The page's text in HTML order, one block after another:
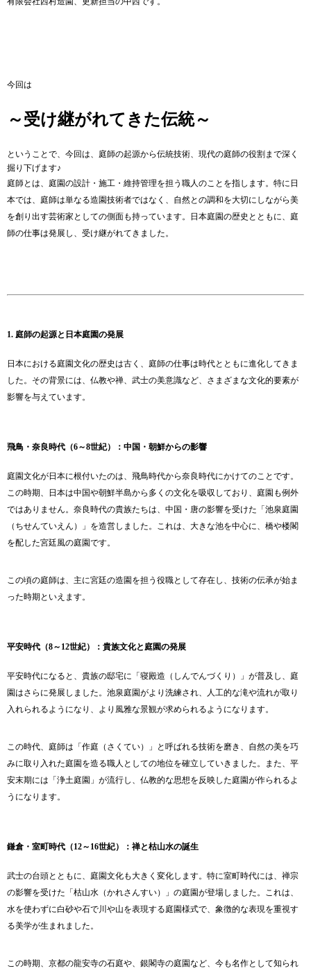
今回は
～受け継がれてきた伝統～
ということで、今回は、庭師の起源から伝統技術、現代の庭師の役割まで深く
掘り下げます♪
庭師とは、庭園の設計・施工・維持管理を担う職人のことを指します。特に日
本では、庭師は単なる造園技術者ではなく、自然との調和を大切にしながら美
を創り出す芸術家としての側面も持っています。日本庭園の歴史とともに、庭
師の仕事は発展し、受け継がれてきました。
1. 庭師の起源と日本庭園の発展
日本における庭園文化の歴史は古く、庭師の仕事は時代とともに進化してきま
した。その背景には、仏教や禅、武士の美意識など、さまざまな文化的要素が
影響を与えています。
飛鳥・奈良時代（6～8世紀）：中国・朝鮮からの影響
庭園文化が日本に根付いたのは、飛鳥時代から奈良時代にかけてのことです。
この時期、日本は中国や朝鮮半島から多くの文化を吸収しており、庭園も例外
ではありません。奈良時代の貴族たちは、中国・唐の影響を受けた「池泉庭園
（ちせんていえん）」を造営しました。これは、大きな池を中心に、橋や楼閣
を配した宮廷風の庭園です。
この頃の庭師は、主に宮廷の造園を担う役職として存在し、技術の伝承が始ま
った時期といえます。
平安時代（8～12世紀）：貴族文化と庭園の発展
平安時代になると、貴族の邸宅に「寝殿造（しんでんづくり）」が普及し、庭
園はさらに発展しました。池泉庭園がより洗練され、人工的な滝や流れが取り
入れられるようになり、より風雅な景観が求められるようになります。
この時代、庭師は「作庭（さくてい）」と呼ばれる技術を磨き、自然の美を巧
みに取り入れた庭園を造る職人としての地位を確立していきました。また、平
安末期には「浄土庭園」が流行し、仏教的な思想を反映した庭園が作られるよ
うになります。
鎌倉・室町時代（12～16世紀）：禅と枯山水の誕生
武士の台頭とともに、庭園文化も大きく変化します。特に室町時代には、禅宗
の影響を受けた「枯山水（かれさんすい）」の庭園が登場しました。これは、
水を使わずに白砂や石で川や山を表現する庭園様式で、象徴的な表現を重視す
る美学が生まれました。
この時期、京都の龍安寺の石庭や、銀閣寺の庭園など、今も名作として知られ